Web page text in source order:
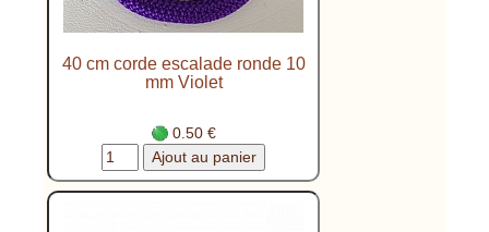
40 cm corde escalade ronde 10
mm Violet
0.50 €